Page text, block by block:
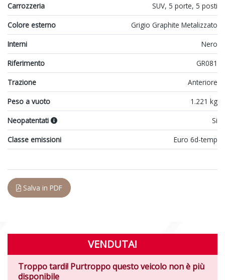
Carrozzeria
SUV, 5 porte, 5 posti
Colore esterno
Grigio Graphite Metalizzato
Interni
Nero
Riferimento
GR081
Trazione
Anteriore
Peso a vuoto
1.221 kg
Neopatentati
Si
Classe emissioni
Euro 6d-temp
Salva in PDF
VENDUTA!
Troppo tardi! Purtroppo questo veicolo non è più
disponibile